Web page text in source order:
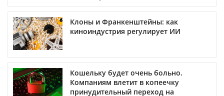
Клоны и Франкенштейны: как
киноиндустрия регулирует ИИ
Кошельку будет очень больно.
Компаниям влетит в копеечку
принудительный переход на